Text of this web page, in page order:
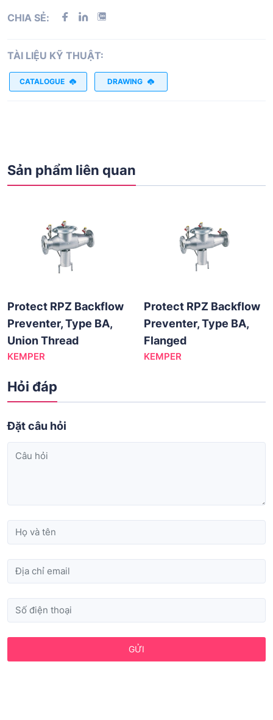
CHIA SẺ:
TÀI LIỆU KỸ THUẬT:
CATALOGUE DRAWING
Sản phẩm liên quan
Protect RPZ Backflow
Preventer, Type BA,
Union Thread
KEMPER
Protect RPZ Backflow
Preventer, Type BA,
Flanged
KEMPER
Hỏi đáp
Đặt câu hỏi
GỬI